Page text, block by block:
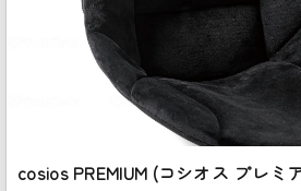
cosios PREMIUM (コシオス プレミ